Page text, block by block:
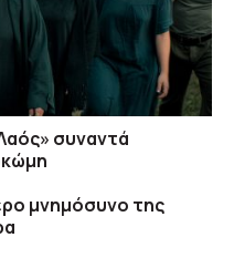
συναντά
μνημόσυνο της